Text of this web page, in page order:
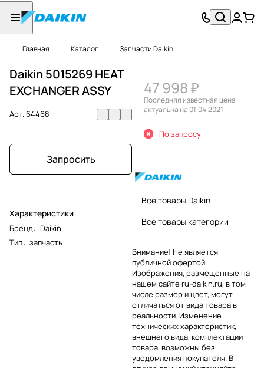
Главная Каталог Запчасти Daikin
Daikin 5015269 HEAT
EXCHANGER ASSY
Арт.64468
Запросить
Характеристики
Бренд: Daikin
Тип: запчасть
47 998 ₽
Последняя известная цена
актуальна на 01.04.2021
По запросу
Все товары Daikin
Все товары категории
Внимание! Не является
публичной офертой.
Изображения, размещенные на
нашем сайте ru-daikin.ru, в том
числе размер и цвет, могут
отличаться от вида товара в
реальности. Изменение
технических характеристик,
внешнего вида, комплектации
товара, возможны без
уведомления покупателя. В